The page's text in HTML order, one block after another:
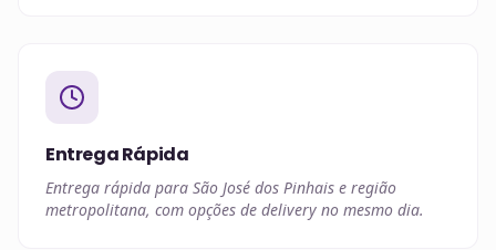
Entrega Rápida
Entrega rápida para São José dos Pinhais e região
metropolitana, com opções de delivery no mesmo dia.